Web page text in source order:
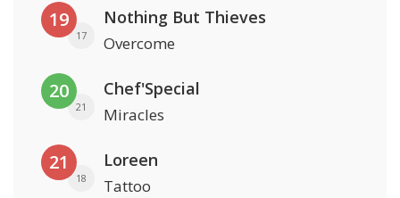
19
17
Nothing But Thieves
Overcome
20
21
Chef'Special
Miracles
21
18
Loreen
Tattoo